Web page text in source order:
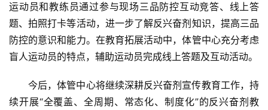
运动员和教练员通过参与现场三品防控互动竞答、线上答
题、拍照打卡等活动，进一步了解反兴奋剂知识，提高三品
防控的意识和能力。在教育拓展活动中，体管中心充分考虑
盲人运动员的特点，辅助运动员完成线上答题及互动活动。
今后，体管中心将继续深耕反兴奋剂宣传教育工作，持
续开展“全覆盖、全周期、常态化、制度化”的反兴奋剂教